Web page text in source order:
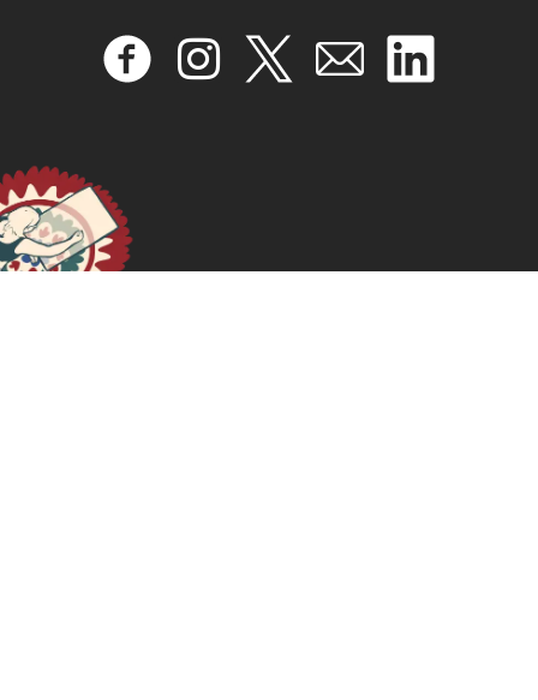
Argentina: El acceso al agua, otro derecho humano por
el que luchar